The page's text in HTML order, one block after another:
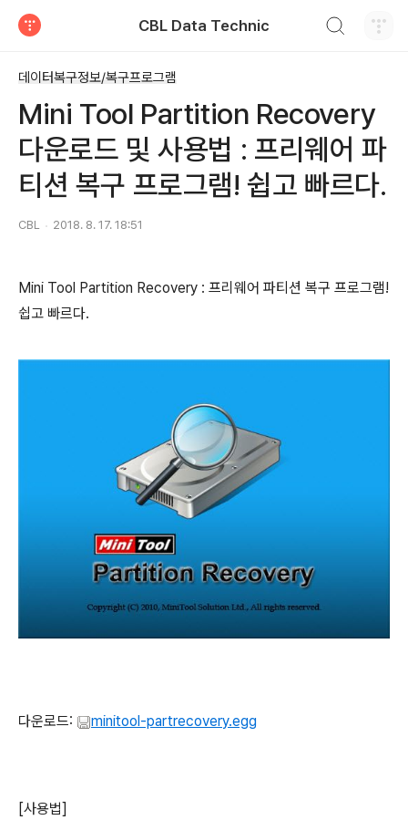
CBL Data Technic
데이터복구정보/복구프로그램
Mini Tool Partition Recovery
다운로드 및 사용법 : 프리웨어 파
티션 복구 프로그램! 쉽고 빠르다.
CBL 2018. 8. 17. 18:51
Mini Tool Partition Recovery : 프리웨어 파티션 복구 프로그램!
쉽고 빠르다.
다운로드: minitool-partrecovery.egg
[사용법]